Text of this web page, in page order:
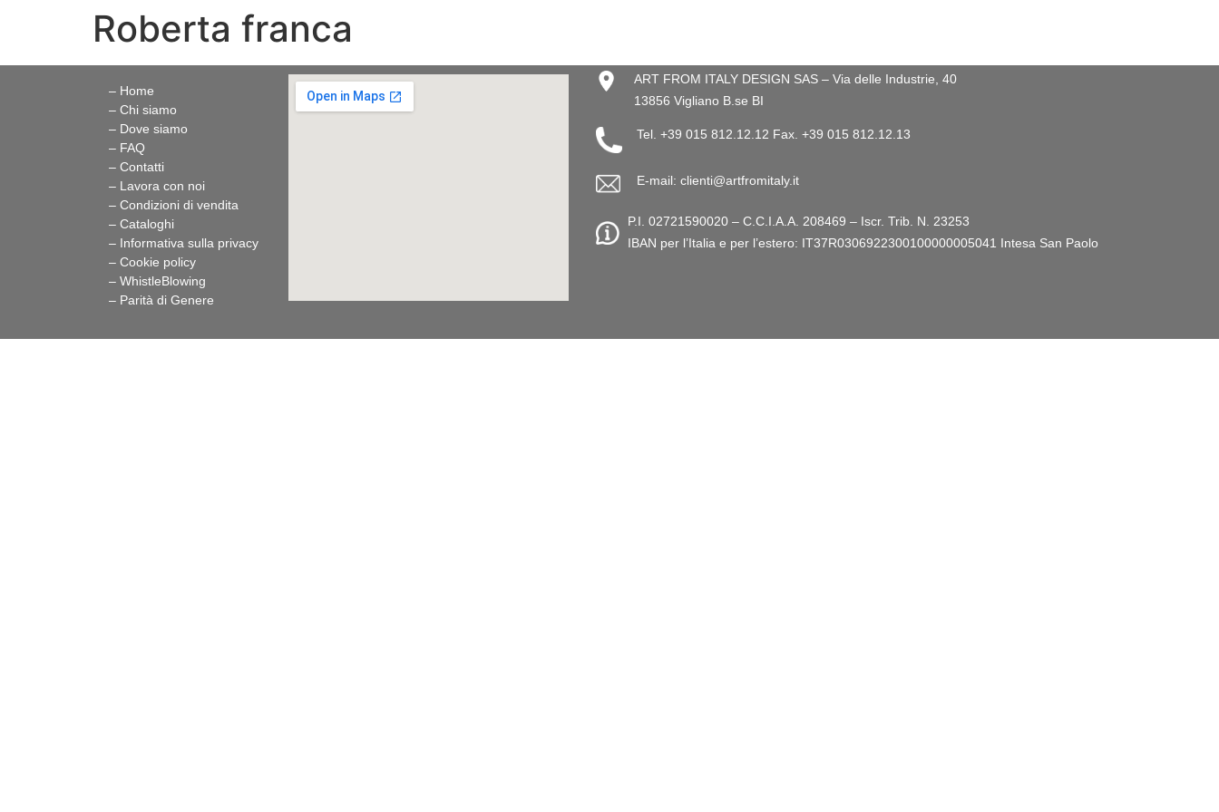
Roberta franca
– Home
– Chi siamo
– Dove siamo
– FAQ
– Contatti
– Lavora con noi
– Condizioni di vendita
– Cataloghi
– Informativa sulla privacy
– Cookie policy
– WhistleBlowing
– Parità di Genere
ART FROM ITALY DESIGN SAS – Via delle Industrie, 40
13856 Vigliano B.se BI
Tel. +39 015 812.12.12 Fax. +39 015 812.12.13
E-mail: clienti@artfromitaly.it
P.I. 02721590020 – C.C.I.A.A. 208469 – Iscr. Trib. N. 23253
IBAN per l’Italia e per l’estero: IT37R0306922300100000005041 Intesa San Paolo